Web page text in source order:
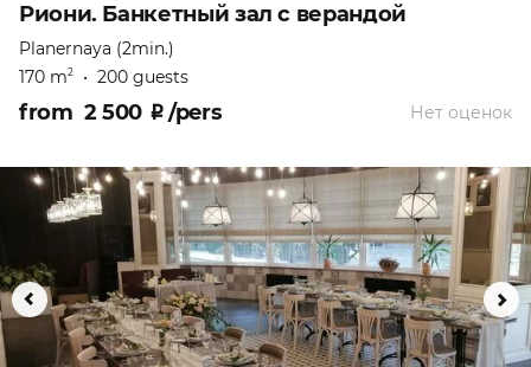
Риони. Банкетный зал с верандой
Planernaya (2min.)
170 m2 • 200 guests
Нет оценок
from 2 500 ₽/pers